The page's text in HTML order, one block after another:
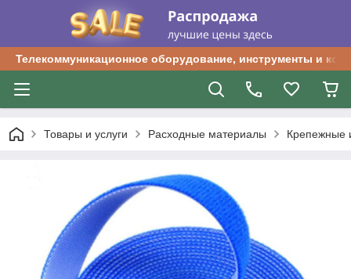
Телекоммуникационное оборудование, инструменты и
Товары и услуги Расходные материалы Крепежные